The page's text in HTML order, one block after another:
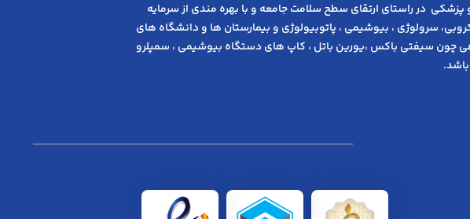
در راﺳﺘﺎی ارﺗﻘﺎی ﺳﻄﺢ ﺳﻼﻣﺖ ﺟﺎﻣﻌﻪ و ﺑﺎ ﺑﻬﺮه ﻣﻨﺪی از ﺳﺮﻣﺎﯾﻪ
ﺳﺮوﻟﻮژی ، ﺑﯿﻮﺷﯿﻤﯽ ، پاتوبیولوژی و بیمارستان ها و دانشگاه های
سیفتی باکس ،یورین باتل ، کاپ های دستگاه بیوشیمی ، سمپلرو